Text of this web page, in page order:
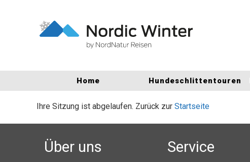
Home Hundeschlittentouren
Ihre Sitzung ist abgelaufen. Zurück zur Startseite
Über uns Service